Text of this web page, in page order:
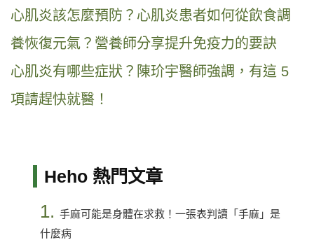
心肌炎該怎麼預防？心肌炎患者如何從飲食調
養恢復元氣？營養師分享提升免疫力的要訣
心肌炎有哪些症狀？陳玠宇醫師強調，有這 5
項請趕快就醫！
Heho 熱門文章
1. 手麻可能是身體在求救！一張表判讀「手麻」是
什麼病